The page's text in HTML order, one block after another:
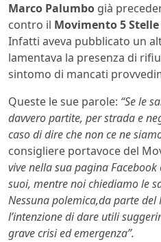
Marco Palumbo già
contro il Movimento 5 Stelle
Infatti aveva pubblicato un
lamentava la presenza di
sintomo di mancati
Queste le sue parole: “Se le
davvero partite, per strada e
caso di dire che non ce ne
consigliere portavoce del
vive nella sua pagina
suoi, mentre noi chiediamo le
Nessuna polemica,da parte
l’intenzione di dare utili
grave crisi ed emergenza”.